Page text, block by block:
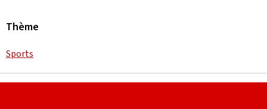
Thème
Sports